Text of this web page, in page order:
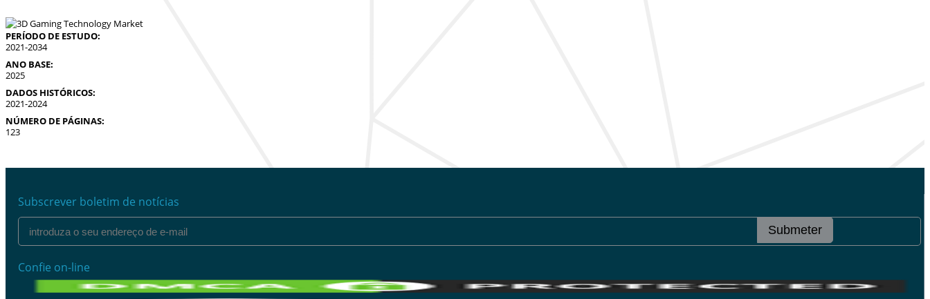
PERÍODO DE ESTUDO:
2021-2034
ANO BASE:
2025
DADOS HISTÓRICOS:
2021-2024
NÚMERO DE PÁGINAS:
123
Subscrever boletim de notícias
Submeter
Confie on-line